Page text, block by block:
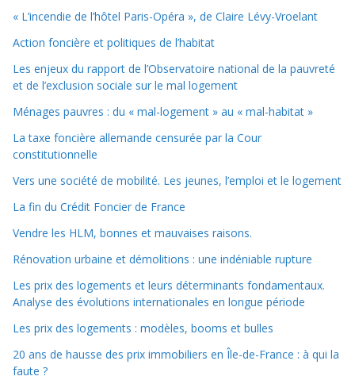
« L’incendie de l’hôtel Paris-Opéra », de Claire Lévy-Vroelant
Action foncière et politiques de l’habitat
Les enjeux du rapport de l’Observatoire national de la pauvreté
et de l’exclusion sociale sur le mal logement
Ménages pauvres : du « mal-logement » au « mal-habitat »
La taxe foncière allemande censurée par la Cour
constitutionnelle
Vers une société de mobilité. Les jeunes, l’emploi et le logement
La fin du Crédit Foncier de France
Vendre les HLM, bonnes et mauvaises raisons.
Rénovation urbaine et démolitions : une indéniable rupture
Les prix des logements et leurs déterminants fondamentaux.
Analyse des évolutions internationales en longue période
Les prix des logements : modèles, booms et bulles
20 ans de hausse des prix immobiliers en Île-de-France : à qui la
faute ?